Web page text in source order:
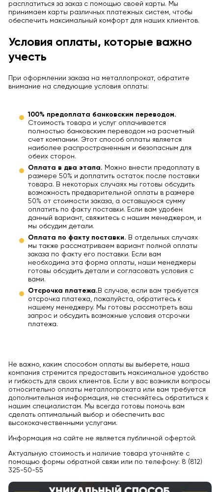
расплатиться за заказ с помощью своей карты. Мы
принимаем карты различных платежных систем, чтобы
обеспечить максимальный комфорт для наших клиентов.
Условия оплаты, которые важно
учесть
При оформлении заказа на металлопрокат, обратите
внимание на следующие условия оплаты:
100% предоплата банковским переводом.
Стоимость товара и услуг оплачивается
полностью банковским переводом на расчетный
счет компании. Этот способ оплаты является
наиболее распространенным и безопасным для
обеих сторон.
Оплата в два этапа. Можно внести предоплату в
размере 50% и доплатить остаток после поставки
товара. В некоторых случаях мы готовы обсудить
возможность предварительной оплаты в размере
50% от стоимости заказа, а оставшуюся сумму
оплатить по факту поставки. Если вам удобен
данный вариант, свяжитесь с нашим менеджером, и
мы обсудим детали.
Оплата по факту поставки. В отдельных случаях
мы также рассматриваем вариант полной оплаты
заказа по факту его поставки. Если вам
необходима эта форма оплаты, наши менеджеры
готовы обсудить детали и согласовать условия с
вами.
Отсрочка платежа. В случае, если вам требуется
отсрочка платежа, пожалуйста, обратитесь к
нашему менеджеру. Мы готовы рассмотреть ваш
запрос и обсудить возможные условия отсрочки
платежа.
Не важно, каким способом оплаты вы выберете, наша
компания стремится предоставить максимальное удобство
и гибкость для своих клиентов. Если у вас возникли вопросы
относительно оплаты металлопроката или вам требуется
дополнительная информация, не стесняйтесь обратиться к
нашим специалистам. Мы всегда готовы помочь вам
сделать оптимальный выбор и обеспечить вас
высококачественными услугами.
Информация на сайте не является публичной офертой.
Актуальную стоимость и наличие товара уточняйте с
помощью формы обратной связи или по телефону: 8 (812)
325-50-55